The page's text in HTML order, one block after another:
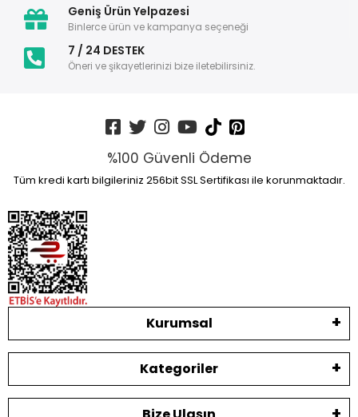
Geniş Ürün Yelpazesi
Binlerce ürün ve kampanya seçeneği
7 / 24 DESTEK
Öneri ve şikayetlerinizi bize iletebilirsiniz.
%100 Güvenli Ödeme
Tüm kredi kartı bilgileriniz 256bit SSL Sertifikası ile korunmaktadır.
Kurumsal
Kategoriler